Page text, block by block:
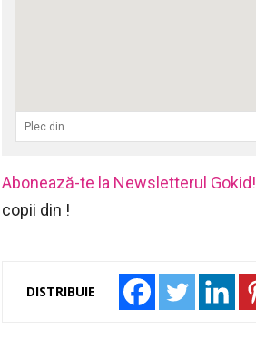
Abonează-te la Newsletterul Gokid!
copii din !
DISTRIBUIE